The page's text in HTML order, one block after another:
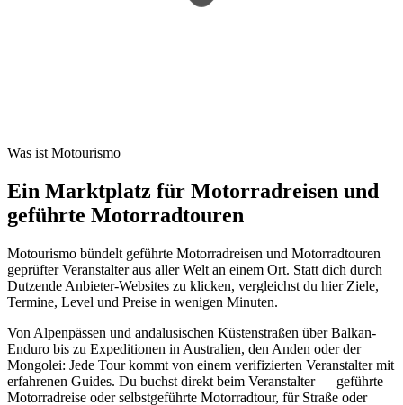
Was ist Motourismo
Ein Marktplatz für Motorradreisen und
geführte Motorradtouren
Motourismo bündelt geführte Motorradreisen und Motorradtouren
geprüfter Veranstalter aus aller Welt an einem Ort. Statt dich durch
Dutzende Anbieter-Websites zu klicken, vergleichst du hier Ziele,
Termine, Level und Preise in wenigen Minuten.
Von Alpenpässen und andalusischen Küstenstraßen über Balkan-
Enduro bis zu Expeditionen in Australien, den Anden oder der
Mongolei: Jede Tour kommt von einem verifizierten Veranstalter mit
erfahrenen Guides. Du buchst direkt beim Veranstalter — geführte
Motorradreise oder selbstgeführte Motorradtour, für Straße oder